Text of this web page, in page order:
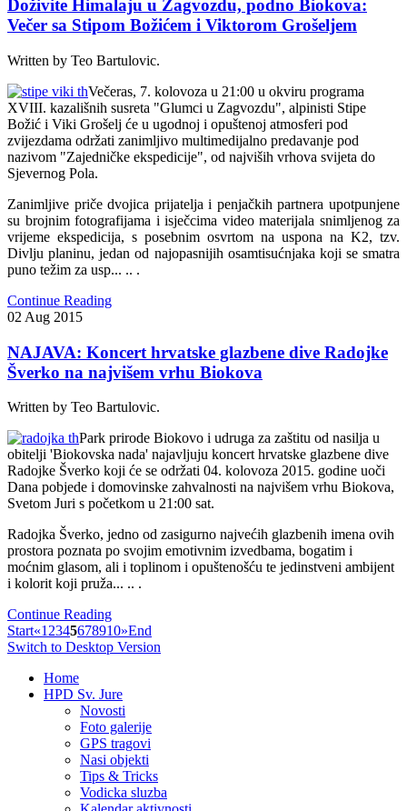
Doživite Himalaju u Zagvozdu, podno Biokova:
Večer sa Stipom Božićem i Viktorom Grošeljem
Written by Teo Bartulovic.
Večeras, 7. kolovoza u 21:00 u okviru programa
XVIII. kazališnih susreta "Glumci u Zagvozdu", alpinisti Stipe
Božić i Viki Grošelj će u ugodnoj i opuštenoj atmosferi pod
zvijezdama održati zanimljivo multimedijalno predavanje pod
nazivom "Zajedničke ekspedicije", od najviših vrhova svijeta do
Sjevernog Pola.
Zanimljive priče dvojica prijatelja i penjačkih partnera upotpunjene
su brojnim fotografijama i isječcima video materijala snimljenog za
vrijeme ekspedicija, s posebnim osvrtom na uspona na K2, tzv.
Divlju planinu, jedan od najopasnijih osamtisućnjaka koji se smatra
puno težim za usp... .. .
Continue Reading
02 Aug 2015
NAJAVA: Koncert hrvatske glazbene dive Radojke
Šverko na najvišem vrhu Biokova
Written by Teo Bartulovic.
Park prirode Biokovo i udruga za zaštitu od nasilja u
obitelji 'Biokovska nada' najavljuju koncert hrvatske glazbene dive
Radojke Šverko koji će se održati 04. kolovoza 2015. godine uoči
Dana pobjede i domovinske zahvalnosti na najvišem vrhu Biokova,
Svetom Juri s početkom u 21:00 sat.
Radojka Šverko, jedno od zasigurno najvećih glazbenih imena ovih
prostora poznata po svojim emotivnim izvedbama, bogatim i
moćnim glasom, ali i toplinom i opuštenošću te jedinstveni ambijent
i kolorit koji pruža... .. .
Continue Reading
Start«1 2345678910»End
Switch to Desktop Version
Home
HPD Sv. Jure
Novosti
Foto galerije
GPS tragovi
Nasi objekti
Tips & Tricks
Vodicka sluzba